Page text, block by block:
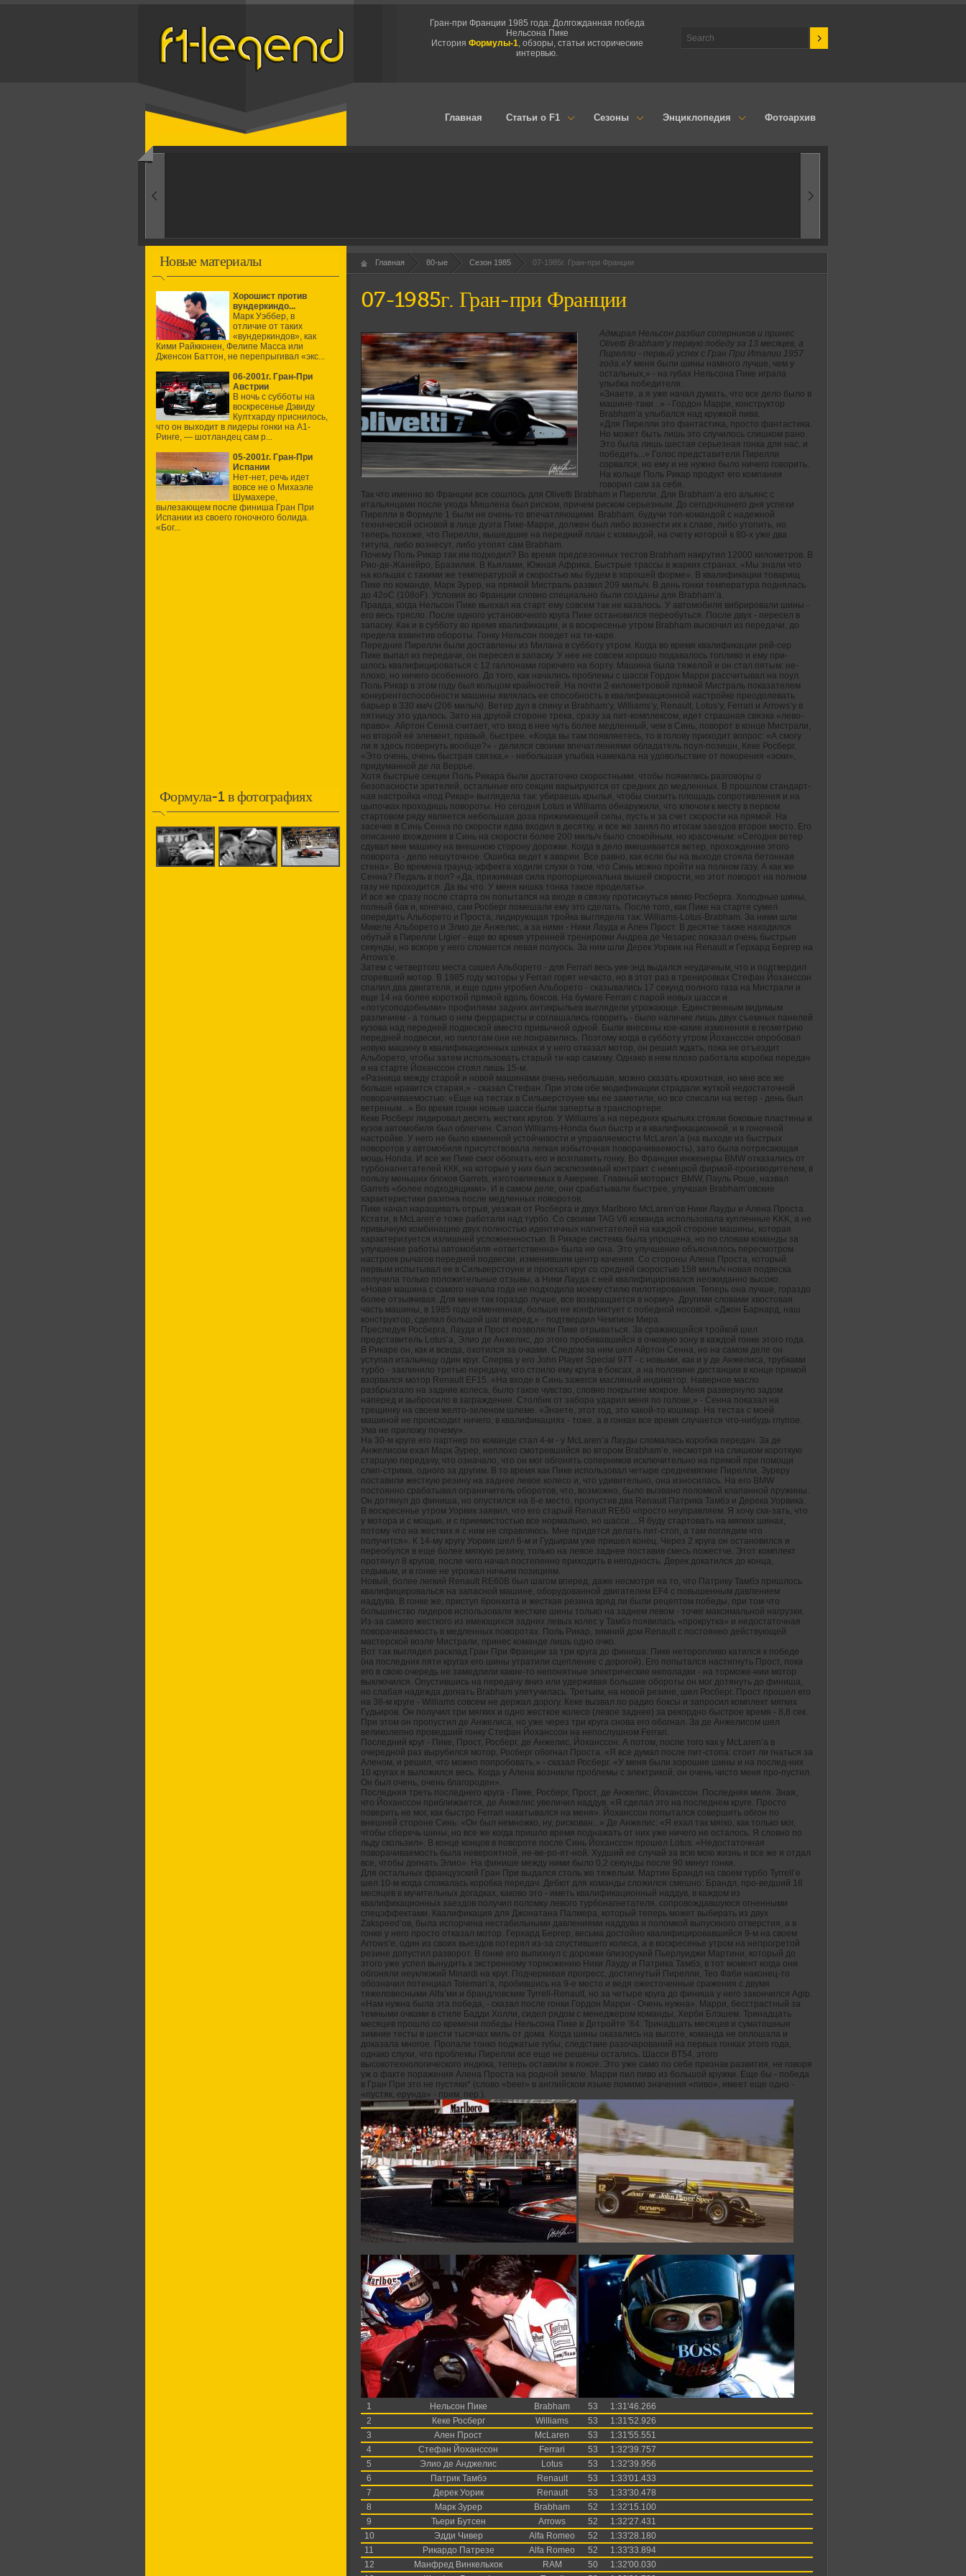
Гран-при Франции 1985 года: Долгожданная победа
Нельсона Пике
История Формулы-1, обзоры, статьи исторические
интервью.
Главная Статьи о F1 Сезоны Энциклопедия Фотоархив
1960-ые
Новые материалы
Хорошист против
вундеркиндо...
Марк Уэббер, в
отличие от таких
«вундеркиндов», как
Кими Райкконен, Фелипе Масса или
Дженсон Баттон, не перепрыгивал «экс...
06-2001г. Гран-При
Австрии
В ночь с субботы на
воскресенье Дэвиду
Култхарду приснилось,
что он выходит в лидеры гонки на А1-
Ринге, — шотландец сам р...
05-2001г. Гран-При
Испании
Нет-нет, речь идет
вовсе не о Михаэле
Шумахере,
вылезающем после финиша Гран При
Испании из своего гоночного болида.
«Бог...
Формула-1 в фотографиях
Главная 80-ые Сезон 1985 07-1985г. Гран-при Франции
07-1985г. Гран-при Франции
Адмирал Нельсон разбил соперников и принес
Olivetti Brabham’у первую победу за 13 месяцев, а
Пирелли - первый успех с Гран При Италии 1957
года.«У меня были шины намного лучше, чем у
остальных,» - на губах Нельсона Пике играла
улыбка победителя.
«Знаете, а я уже начал думать, что все дело было в
машине-таки...» - Гордон Марри, конструктор
Brabham’а улыбался над кружкой пива.
«Для Пирелли это фантастика, просто фантастика.
Но может быть лишь это случилось слишком рано.
Это была лишь шестая серьезная гонка для нас, и
победить...» Голос представителя Пирелли
сорвался, но ему и не нужно было ничего говорить.
На кольце Поль Рикар продукт его компании
говорил сам за себя.
Так что именно во Франции все сошлось для Olivetti Brabham и Пирелли. Для Brabham’а его альянс с
итальянцами после ухода Мишлена был риском, причем риском серьезным. До сегодняшнего дня успехи
Пирелли в Формуле 1 были не очень-то впечатляющими. Brabham, будучи топ-командой с надежной
технической основой в лице дуэта Пике-Марри, должен был либо вознести их к славе, либо утопить, но
теперь похоже, что Пирелли, вышедшие на передний план с командой, на счету которой в 80-х уже два
титула, либо вознесут, либо утопят сам Brabham.
Почему Поль Рикар так им подходил? Во время предсезонных тестов Brabham накрутил 12000 километров. В
Рио-де-Жанейро, Бразилия. В Кьялами, Южная Африка. Быстрые трассы в жарких странах. «Мы знали что
на кольцах с такими же температурой и скоростью мы будем в хорошей форме». В квалификации товарищ
Пике по команде, Марк Зурер, на прямой Мистраль развил 209 миль/ч. В день гонки температура поднялась
до 42оС (108оF). Условия во Франции словно специально были созданы для Brabham’а.
Правда, когда Нельсон Пике выехал на старт ему совсем так не казалось. У автомобиля вибрировали шины -
его весь трясло. После одного установочного круга Пике остановился переобуться. После двух - пересел в
запаску. Как и в субботу во время квалификации, и в воскресенье утром Brabham выскочил из передачи, до
предела взвинтив обороты. Гонку Нельсон поедет на ти-каре.
Передние Пирелли были доставлены из Милана в субботу утром. Когда во время квалификации рей-сер
Пике выпал из передачи, он пересел в запаску. У нее не совсем хорошо подавалось топливо и ему при-
шлось квалифицироваться с 12 галлонами горючего на борту. Машина была тяжелой и он стал пятым: не-
плохо, но ничего особенного. До того, как начались проблемы с шасси Гордон Марри рассчитывал на поул.
Поль Рикар в этом году был кольцом крайностей. На почти 2-километровой прямой Мистраль показателем
конкурентоспособности машины являлась ее способность в квалификационной настройке преодолевать
барьер в 330 км/ч (206 миль/ч). Ветер дул в спину и Brabham’у, Williams’у, Renault, Lotus’у, Ferrari и Arrows’у в
пятницу это удалось. Зато на другой стороне трека, сразу за пит-комплексом, идет страшная связка «лево-
право». Айртон Сенна считает, что вход в нее чуть более медленный, чем в Синь, поворот в конце Мистрали,
но второй её элемент, правый, быстрее. «Когда вы там появляетесь, то в голову приходит вопрос: «А смогу
ли я здесь повернуть вообще?» - делился своими впечатлениями обладатель поул-позишн, Кеке Росберг.
«Это очень, очень быстрая связка,» - небольшая улыбка намекала на удовольствие от покорения «эски»,
придуманной де ла Веррье.
Хотя быстрые секции Поль Рикара были достаточно скоростными, чтобы появились разговоры о
безопасности зрителей, остальные его секции варьируются от средних до медленных. В прошлом стандарт-
ная настройка «под Рикар» выглядела так: убираешь крылья, чтобы снизить площадь сопротивления и на
цыпочках проходишь повороты. Но сегодня Lotus и Williams обнаружили, что ключом к месту в первом
стартовом ряду является небольшая доза прижимающей силы, пусть и за счет скорости на прямой. На
засечке в Синь Сенна по скорости едва входил в десятку, и все же занял по итогам заездов второе место. Его
описание вхождения в Синь на скорости более 200 миль/ч было спокойным, но красочным: «Сегодня ветер
сдувал мне машину на внешнюю сторону дорожки. Когда в дело вмешивается ветер, прохождение этого
поворота - дело нешуточное. Ошибка ведет к аварии. Все равно, как если бы на выходе стояла бетонная
стена». Во времена граунд-эффекта ходили слухи о том, что Синь можно пройти на полном газу. А как же
Сенна? Педаль в пол? «Да, прижимная сила пропорциональна вышей скорости, но этот поворот на полном
газу не проходится. Да вы что. У меня кишка тонка такое проделать».
И все же сразу после старта он попытался на входе в связку протиснуться мимо Росберга. Холодные шины,
полный бак и, конечно, сам Росберг помешали ему это сделать. После того, как Пике на старте сумел
опередить Альборето и Проста, лидирующая тройка выглядела так: Williams-Lotus-Brabham. За ними шли
Микеле Альборето и Элио де Анжелис, а за ними - Ники Лауда и Ален Прост. В десятке также находился
обутый в Пирелли Ligier - еще во время утренней тренировки Андреа де Чезарис показал очень быстрые
секунды, но вскоре у него сломается левая полуось. За ним шли Дерек Уорвик на Renault и Герхард Бергер на
Arrows’е.
Затем с четвертого места сошел Альборето - для Ferrari весь уик-энд выдался неудачным, что и подтвердил
сгоревший мотор. В 1985 году моторы у Ferrari горят нечасто, но в этот раз в тренировках Стефан Йоханссон
спалил два двигателя, и еще один угробил Альборето - сказывались 17 секунд полного газа на Мистрали и
еще 14 на более короткой прямой вдоль боксов. На бумаге Ferrari с парой новых шасси и
«лотусоподобными» профилями задних антикрыльев выглядели угрожающе. Единственным видимым
различием - а только о нем ферраристы и соглашались говорить - было наличие лишь двух съемных панелей
кузова над передней подвеской вместо привычной одной. Были внесены кое-какие изменения в геометрию
передней подвески, но пилотам они не понравились. Поэтому когда в субботу утром Йоханссон опробовал
новую машину в квалификационных шинах и у него отказал мотор, он решил ждать, пока не отъездит
Альборето, чтобы затем использовать старый ти-кар самому. Однако в нем плохо работала коробка передач
и на старте Йоханссон стоял лишь 15-м.
«Разница между старой и новой машинами очень небольшая, можно сказать крохотная, но мне все же
больше нравится старая,» - сказал Стефан. При этом обе модификации страдали жуткой недостаточной
поворачиваемостью: «Еще на тестах в Сильверстоуне мы ее заметили, но все списали на ветер - день был
ветреным...» Во время гонки новые шасси были заперты в транспортере.
Кеке Росберг лидировал десять жестких кругов. У Williams’а на передних крыльях стояли боковые пластины и
кузов автомобиля был облегчен. Canon Williams-Honda был быстр и в квалификационной, и в гоночной
настройке. У него не было каменной устойчивости и управляемости McLaren’а (на выходе из быстрых
поворотов у автомобиля присутствовала легкая избыточная поворачиваемость), зато была потрясающая
мощь Honda. И все же Пике смог обогнать его и возглавить гонку. Во Франции инженеры BMW отказались от
турбонагнетателей ККК, на которые у них был эксклюзивный контракт с немецкой фирмой-производителем, в
пользу меньших блоков Garrets, изготовляемых в Америке. Главный моторист BMW, Пауль Роше, назвал
Garrets «более подходящими». И в самом деле, они срабатывали быстрее, улучшая Brabham’овские
характеристики разгона после медленных поворотов.
Пике начал наращивать отрыв, уезжая от Росберга и двух Marlboro McLaren’ов Ники Лауды и Алена Проста.
Кстати, в McLaren’е тоже работали над турбо. Со своими TAG V6 команда использовала купленные KKK, а не
привычную комбинацию двух полностью идентичных нагнетателей на каждой стороне машины, которая
характеризуется излишней усложненностью. В Рикаре система была упрощена, но по словам команды за
улучшение работы автомобиля «ответственна» была не она. Это улучшение объяснялось пересмотром
настроек рычагов передней подвески, изменившим центр качения. Со стороны Алена Проста, который
первым испытывал ее в Сильверстоуне и проехал круг со средней скоростью 158 миль/ч новая подвеска
получила только положительные отзывы, а Ники Лауда с ней квалифицировался неожиданно высоко.
«Новая машина с самого начала года не подходила моему стилю пилотирования. Теперь она лучше, гораздо
более отзывчивая. Для меня так гораздо лучше, все возвращается в норму». Другими словами хвостовая
часть машины, в 1985 году измененная, больше не конфликтует с победной носовой. «Джон Барнард, наш
конструктор, сделал большой шаг вперед,» - подтвердил Чемпион Мира.
Преследуя Росберга, Лауда и Прост позволяли Пике отрываться. За сражающейся тройкой шел
представитель Lotus’а, Элио де Анжелис, до этого пробивавшийся в очковую зону в каждой гонке этого года.
В Рикаре он, как и всегда, охотился за очками. Следом за ним шел Айртон Сенна, но на самом деле он
уступал итальянцу один круг. Сперва у его John Player Special 97T - с новыми, как и у де Анжелиса, трубками
турбо - заклинило третью передачу, что стоило ему круга в боксах, а на половине дистанции в конце прямой
взорвался мотор Renault EF15. «На входе в Синь зажегся масляный индикатор. Наверное масло
разбрызгало на задние колеса, было такое чувство, словно покрытие мокрое. Меня развернуло задом
наперед и выбросило в заграждение. Столбик от забора ударил меня по голове,» - Сенна показал на
трещинку на своем желто-зеленом шлеме. «Знаете, этот год, это какой-то кошмар. На тестах с моей
машиной не происходит ничего, в квалификациях - тоже, а в гонках все время случается что-нибудь глупое.
Ума не приложу почему».
На 30-м круге его партнер по команде стал 4-м - у McLaren’а Лауды сломалась коробка передач. За де
Анжелисом ехал Марк Зурер, неплохо смотревшийся во втором Brabham’е, несмотря на слишком короткую
старшую передачу, что означало, что он мог обгонять соперников исключительно на прямой при помощи
слип-стрима, одного за другим. В то время как Пике использовал четыре среднемягкие Пирелли, Зуреру
поставили жесткую резину на заднее левое колесо и, что удивительно, она износилась. На его BMW
постоянно срабатывал ограничитель оборотов, что, возможно, было вызвано поломкой клапанной пружины.
Он дотянул до финиша, но опустился на 8-е место, пропустив два Renault Патрика Тамбэ и Дерека Уорвика.
В воскресенье утром Уорвик заявил, что его старый Renault RE60 «просто неуправляем. Я хочу ска-зать, что
у мотора и с мощью, и с приемистостью все нормально, но шасси... Я буду стартовать на мягких шинах,
потому что на жестких я с ним не справляюсь. Мне придется делать пит-стоп, а там поглядим что
получится». К 14-му кругу Уорвик шел 6-м и Гудьирам уже пришел конец. Через 2 круга он остановился и
переобулся в еще более мягкую резину, только на левое заднее поставив смесь пожестче. Этот комплект
протянул 8 кругов, после чего начал постепенно приходить в негодность. Дерек докатился до конца,
седьмым, и в гонке не угрожал ничьим позициям.
Новый, более легкий Renault RE60B был шагом вперед, даже несмотря на то, что Патрику Тамбэ пришлось
квалифицировалься на запасной машине, оборудованной двигателем EF4 с повышенным давлением
наддува. В гонке же, приступ бронхита и жесткая резина вряд ли были рецептом победы, при том что
большинство лидеров использовали жесткие шины только на заднем левом - точке максимальной нагрузки.
Из-за самого жесткого из имеющихся задних левых колес у Тамбэ появилась «прокрутка» и недостаточная
поворачиваемость в медленных поворотах. Поль Рикар, зимний дом Renault с постоянно действующей
мастерской возле Мистрали, принес команде лишь одно очко.
Вот так выглядел расклад Гран При Франции за три круга до финиша: Пике неторопливо катился к победе
(на последних пяти кругах его шины утратили сцепление с дорогой). Его попытался настигнуть Прост, пока
его в свою очередь не замедлили какие-то непонятные электрические неполадки - на торможе-нии мотор
выключился. Опустившись на передачу вниз или удерживая большие обороты он мог дотянуть до финиша,
но слабая надежда догнать Brabham улетучилась. Третьим, на новой резине, шел Росберг. Прост прошел его
на 38-м круге - Williams совсем не держал дорогу. Кеке вызвал по радио боксы и запросил комплект мягких
Гудьиров. Он получил три мягких и одно жесткое колесо (левое заднее) за рекордно быстрое время - 8,8 сек.
При этом он пропустил де Анжелиса, но уже через три круга снова его обогнал. За де Анжелисом шел
великолепно проведший гонку Стефан Йоханссон на непослушном Ferrari.
Последний круг - Пике, Прост, Росберг, де Анжелис, Йоханссон. А потом, после того как у McLaren’а в
очередной раз вырубился мотор, Росберг обогнал Проста. «Я все думал после пит-стопа: стоит ли гнаться за
Аленом, и решил, что можно попробовать,» - сказал Росберг. «У меня были хорошие шины и на послед-них
10 кругах я выложился весь. Когда у Алена возникли проблемы с электрикой, он очень чисто меня про-пустил.
Он был очень, очень благороден».
Последняя треть последнего круга - Пике, Росберг, Прост, де Анжелис, Йоханссон. Последняя миля. Зная,
что Йоханссон приближается, де Анжелис увеличил наддув. «Я сделал это на последнем круге. Просто
поверить не мог, как быстро Ferrari накатывался на меня». Йоханссон попытался совершить обгон по
внешней стороне Синь: «Он был немножко, ну, рискован...» Де Анжелис: «Я ехал так мягко, как только мог,
чтобы сберечь шины, но все же когда пришло время поднажать от них уже ничего не осталось. Я словно по
льду скользил». В конце концов в повороте после Синь Йоханссон прошел Lotus. «Недостаточная
поворачиваемость была невероятной, не-ве-ро-ят-ной. Худший ее случай за всю мою жизнь и все же я отдал
все, чтобы догнать Элио». На финише между ними было 0,2 секунды после 90 минут гонки.
Для остальных французский Гран При выдался столь же тяжелым. Мартин Брандл на своем турбо Tyrrell’е
шел 10-м когда сломалась коробка передач. Дебют для команды сложился смешно: Брандл, про-ведший 18
месяцев в мучительных догадках, каково это - иметь квалификационный наддув, в каждом из
квалификационных заездов получил поломку левого турбонагнетателя, сопровождавшуюся огненными
спецэффектами. Квалификация для Джонатана Палмера, который теперь может выбирать из двух
Zakspeed’ов, была испорчена нестабильными давлениями наддува и поломкой выпускного отверстия, а в
гонке у него просто отказал мотор. Герхард Бергер, весьма достойно квалифицировавшийся 9-м на своем
Arrows’е, один из своих выездов потерял из-за спустившего колеса, а в воскресенье утром на непрогретой
резине допустил разворот. В гонке его выпихнул с дорожки близорукий Пьерлуиджи Мартини, который до
этого уже успел вынудить к экстренному торможению Ники Лауду и Патрика Тамбэ, в тот момент когда они
обгоняли неуклюжий Minardi на круг. Подчеркивая прогресс, достигнутый Пирелли, Тео Фаби наконец-то
обозначил потенциал Toleman’а, пробившись на 9-е место и ведя ожесточенные сражения с двумя
тяжеловесными Alfa’ми и брандловским Tyrrell-Renault, но за четыре круга до финиша у него закончился Agip.
«Нам нужна была эта победа, - сказал после гонки Гордон Марри - Очень нужна». Марри, бесстрастный за
темными очками в стиле Бадди Холли, сидел рядом с менеджером команды, Херби Блэшем. Тринадцать
месяцев прошло со времени победы Нельсона Пике в Детройте ’84. Тринадцать месяцев и суматошные
зимние тесты в шести тысячах миль от дома. Когда шины оказались на высоте, команда не оплошала и
доказала многое. Пропали тонко поджатые губы, следствие разочарований на первых гонках этого года,
однако слухи, что проблемы Пирелли все еще не решены остались. Шасси BT54, этого
высокотехнологического индюка, теперь оставили в покое. Это уже само по себе признак развития, не говоря
уж о факте поражения Алена Проста на родной земле. Марри пил пиво из большой кружки. Еще бы - победа
в Гран При это не пустяки* (слово «beer» в английском языке помимо значения «пиво», имеет еще одно -
«пустяк, ерунда» - прим. пер.).
1 Нельсон Пике Brabham 53
1:31'46.266
2
Кеке Росберг Williams 53
1:31'52.926
3
Ален Прост McLaren 53
1:31'55.551
4
Стефан Йоханссон Ferrari 53
1:32'39.757
5
Элио де Анджелис Lotus 53
1:32'39.956
6
Патрик Тамбэ Renault 53
1:33'01.433
7
Дерек Уорик Renault 53
1:33'30.478
8
Марк Зурер Brabham 52
1:32'15.100
9
Тьери Бутсен Arrows 52
1:32'27.431
10
Эдди Чивер Alfa Romeo 52
1:33'28.180
11
Рикардо Патрезе Alfa Romeo 52
1:33'33.894
12
Манфред Винкельхок RAM 50
1:32'00.030